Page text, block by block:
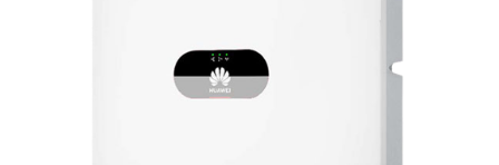
Cabluri semnalizare incendiu